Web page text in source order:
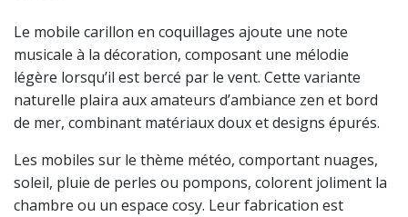
Le mobile carillon en coquillages ajoute une note
musicale à la décoration, composant une mélodie
légère lorsqu’il est bercé par le vent. Cette variante
naturelle plaira aux amateurs d’ambiance zen et bord
de mer, combinant matériaux doux et designs épurés.
Les mobiles sur le thème météo, comportant nuages,
soleil, pluie de perles ou pompons, colorent joliment la
chambre ou un espace cosy. Leur fabrication est